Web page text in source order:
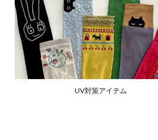
UV対策アイテム